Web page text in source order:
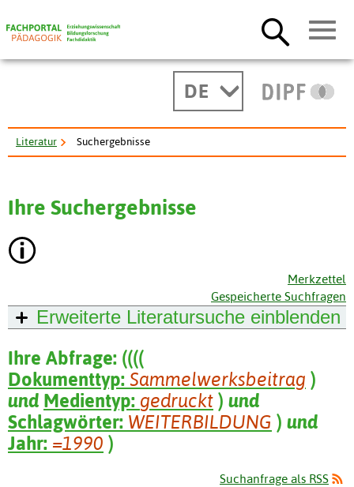
DE
Literatur Suchergebnisse
Ihre Suchergebnisse
Merkzettel
Gespeicherte Suchfragen
Erweiterte Literatursuche einblenden
Ihre Abfrage: ((((
Dokumenttyp: Sammelwerksbeitrag )
und Medientyp: gedruckt ) und
Schlagwörter: WEITERBILDUNG ) und
Jahr: =1990 )
Suchanfrage als RSS